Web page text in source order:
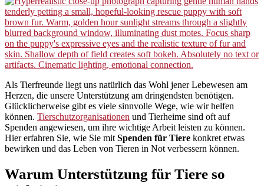
Als Tierfreunde liegt uns natürlich das Wohl jener Lebewesen am
Herzen, die unsere Unterstützung am dringendsten benötigen.
Glücklicherweise gibt es viele sinnvolle Wege, wie wir helfen
können. Tierschutzorganisationen und Tierheime sind oft auf
Spenden angewiesen, um ihre wichtige Arbeit leisten zu können.
Hier erfahren Sie, wie Sie mit Spenden für Tiere konkret etwas
bewirken und das Leben von Tieren in Not verbessern können.
Warum Unterstützung für Tiere so